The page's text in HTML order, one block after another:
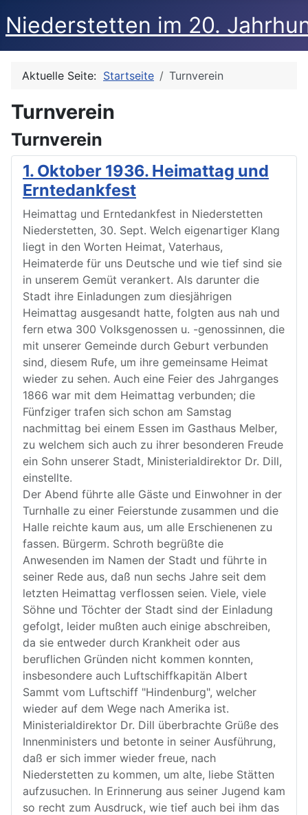
Niederstetten im 20.
Aktuelle Seite: Startseite Turnverein
Turnverein
Turnverein
1. Oktober 1936. Heimattag und
Erntedankfest
Heimattag und Erntedankfest in Niederstetten
Niederstetten, 30. Sept. Welch eigenartiger Klang
liegt in den Worten Heimat, Vaterhaus,
Heimaterde für uns Deutsche und wie tief sind sie
in unserem Gemüt verankert. Als darunter die
Stadt ihre Einladungen zum diesjährigen
Heimattag ausgesandt hatte, folgten aus nah und
fern etwa 300 Volksgenossen u. -genossinnen, die
mit unserer Gemeinde durch Geburt verbunden
sind, diesem Rufe, um ihre gemeinsame Heimat
wieder zu sehen. Auch eine Feier des Jahrganges
1866 war mit dem Heimattag verbunden; die
Fünfziger trafen sich schon am Samstag
nachmittag bei einem Essen im Gasthaus Melber,
zu welchem sich auch zu ihrer besonderen Freude
ein Sohn unserer Stadt, Ministerialdirektor Dr. Dill,
einstellte.
Der Abend führte alle Gäste und Einwohner in der
Turnhalle zu einer Feierstunde zusammen und die
Halle reichte kaum aus, um alle Erschienenen zu
fassen. Bürgerm. Schroth begrüßte die
Anwesenden im Namen der Stadt und führte in
seiner Rede aus, daß nun sechs Jahre seit dem
letzten Heimattag verflossen seien. Viele, viele
Söhne und Töchter der Stadt sind der Einladung
gefolgt, leider mußten auch einige abschreiben,
da sie entweder durch Krankheit oder aus
beruflichen Gründen nicht kommen konnten,
insbesondere auch Luftschiffkapitän Albert
Sammt vom Luftschiff "Hindenburg", welcher
wieder auf dem Wege nach Amerika ist.
Ministerialdirektor Dr. Dill überbrachte Grüße des
Innenministers und betonte in seiner Ausführung,
daß er sich immer wieder freue, nach
Niederstetten zu kommen, um alte, liebe Stätten
aufzusuchen. In Erinnerung aus seiner Jugend kam
so recht zum Ausdruck, wie tief auch bei ihm das